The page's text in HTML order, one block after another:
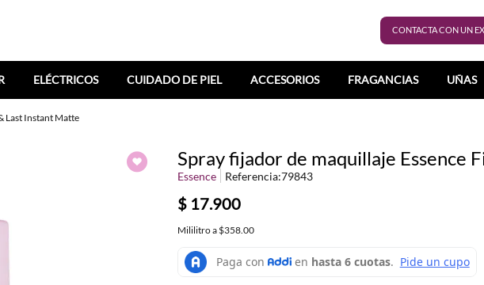
CONTACTA CON UN
ELÉCTRICOS CUIDADO DE PIEL ACCESORIOS FRAGANCIAS UÑAS
Last Instant Matte
Spray fijador de maquillaje Essence
Essence Referencia:79843
$ 17.900
Mililitroa $358.00